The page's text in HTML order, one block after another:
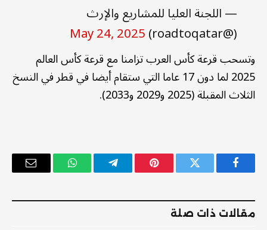
— اللجنة العليا للمشاريع والإرث
(@roadtoqatar)
May 24, 2025
وتسحب قرعة كأس العرب تزامنا مع قرعة كأس العالم
2025 لما دون 17 عاما التي ستقام أيضا في قطر في النسخ
الثلاث المقبلة (2025 و2029 و2033).
فيسبوك تويتر بينتيريستتيلقرام واتساب
البريد
مقالات ذات صلة